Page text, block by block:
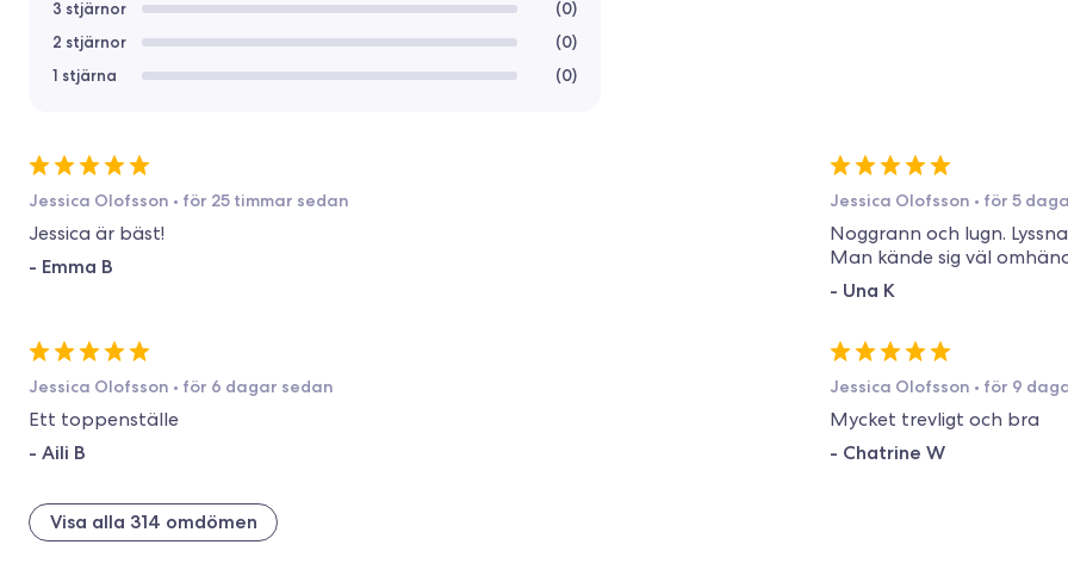
3 stjärnor
(0)
2 stjärnor
(0)
1 stjärna
(0)
Jessica Olofsson • för 25 timmar sedan
Jessica är bäst!
- Emma B
Jessica Olofsson • för 5
Noggrann och lugn.
Man kände sig väl
- Una K
Jessica Olofsson • för 6 dagar sedan
Ett toppenställe
- Aili B
Jessica Olofsson • för 9
Mycket trevligt och bra
- Chatrine W
Visa alla 314 omdömen